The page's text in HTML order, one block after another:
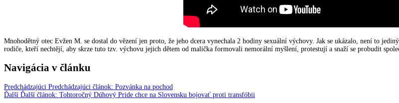
Mnohodětný otec Evžen M. se dostal do vězení jen proto, že jeho dcera vynechala 2 hodiny sexuální výchovy. Jak se ukázalo, není to
rodiče, kteří nechtějí, aby skrze tuto tzv. výchovu jejich dětem od malička formovali nemorální myšlení, protestují a snaží se probudit
Navigácia v článku
Predchádzajúci Predchádzajúci článok: Pozvánka na pochod
Ďalší Ďalší článok: Tohtoročný Dúhový Pride chce na Slovensku bojovať proti transfóbii